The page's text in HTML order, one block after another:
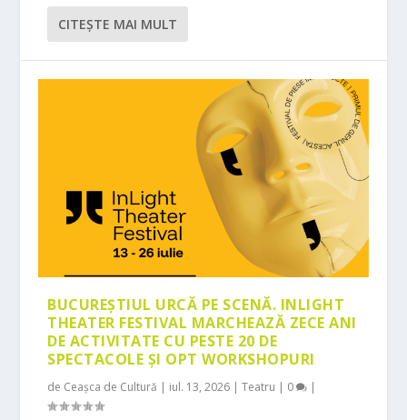
CITEŞTE MAI MULT
BUCUREȘTIUL URCĂ PE SCENĂ. INLIGHT
THEATER FESTIVAL MARCHEAZĂ ZECE ANI
DE ACTIVITATE CU PESTE 20 DE
SPECTACOLE ȘI OPT WORKSHOPURI
de Ceașca de Cultură | iul. 13, 2026 |Teatru | 0 |